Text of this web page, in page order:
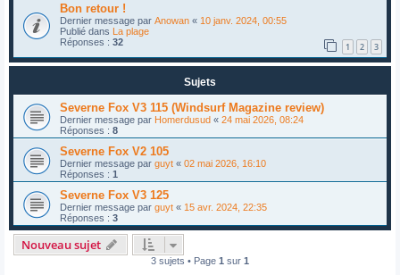
Bon retour !
Dernier message par Anowan « 10 janv. 2024, 00:55
Publié dans La plage
Réponses : 32 1 2 3
Sujets
Severne Fox V3 115 (Windsurf Magazine review)
Dernier message par Homerdusud « 24 mai 2026, 08:24
Réponses : 8
Severne Fox V2 105
Dernier message par guyt « 02 mai 2026, 16:10
Réponses : 1
Severne Fox V3 125
Dernier message par guyt « 15 avr. 2024, 22:35
Réponses : 3
Nouveau sujet
3 sujets • Page 1 sur 1